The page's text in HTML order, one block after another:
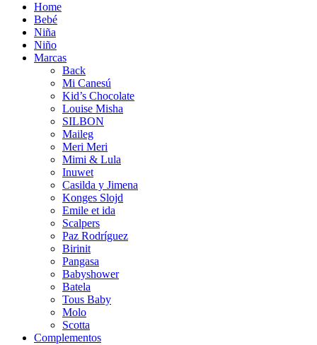
Home
Bebé
Niña
Niño
Marcas
Back
Mi Canesú
Kid’s Chocolate
Louise Misha
SILBON
Maileg
Meri Meri
Mimi & Lula
Inuwet
Casilda y Jimena
Konges Slojd
Emile et ida
Scalpers
Paz Rodríguez
Birinit
Pangasa
Babyshower
Batela
Tous Baby
Molo
Scotta
Complementos